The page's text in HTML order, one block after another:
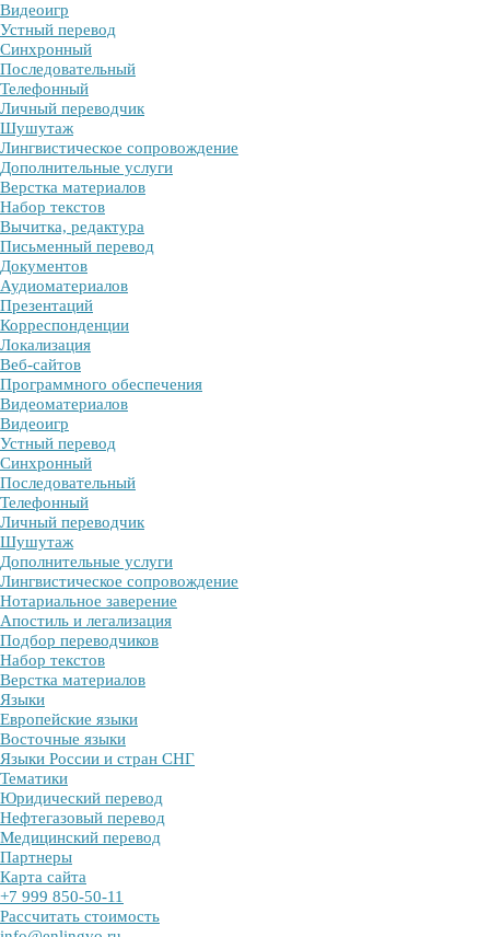
Видеоигр
Устный перевод
Синхронный
Последовательный
Телефонный
Личный переводчик
Шушутаж
Лингвистическое сопровождение
Дополнительные услуги
Верстка материалов
Набор текстов
Вычитка, редактура
Письменный перевод
Документов
Аудиоматериалов
Презентаций
Корреспонденции
Локализация
Веб-сайтов
Программного обеспечения
Видеоматериалов
Видеоигр
Устный перевод
Синхронный
Последовательный
Телефонный
Личный переводчик
Шушутаж
Дополнительные услуги
Лингвистическое сопровождение
Нотариальное заверение
Апостиль и легализация
Подбор переводчиков
Набор текстов
Верстка материалов
Языки
Европейские языки
Восточные языки
Языки России и стран СНГ
Тематики
Юридический перевод
Нефтегазовый перевод
Медицинский перевод
Партнеры
Карта сайта
+7 999 850-50-11
Рассчитать стоимость